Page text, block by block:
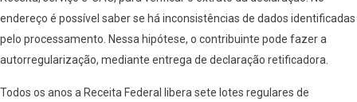
endereço é possível saber se há inconsistências de dados identificadas
pelo processamento. Nessa hipótese, o contribuinte pode fazer a
autorregularização, mediante entrega de declaração retificadora.
Todos os anos a Receita Federal libera sete lotes regulares de